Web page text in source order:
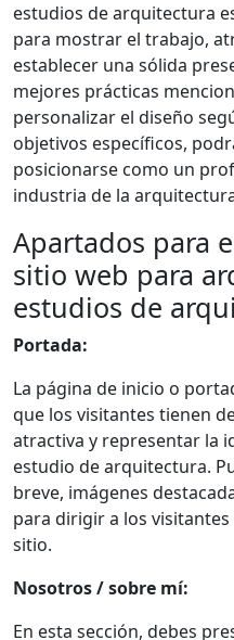
estudios de arquitectura
para mostrar el trabajo,
establecer una sólida
mejores prácticas
personalizar el diseño
objetivos específicos,
posicionarse como un
industria de la
Apartados para
sitio web para
estudios de
Portada:
La página de inicio o
que los visitantes tienen
atractiva y representar la
estudio de arquitectura.
breve, imágenes
para dirigir a los
sitio.
Nosotros / sobre mí:
En esta sección, debes